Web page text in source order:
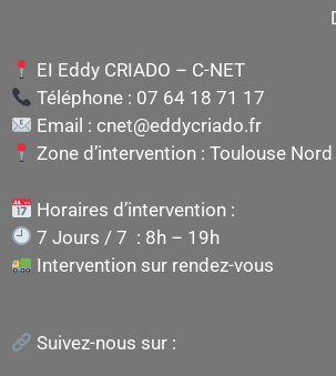
EI Eddy CRIADO – C-NET
Téléphone : 07 64 18 71 17
Email : cnet@eddycriado.fr
Zone d’intervention : Toulouse Nord
Horaires d’intervention :
7 Jours / 7 : 8h – 19h
Intervention sur rendez-vous
Suivez-nous sur :